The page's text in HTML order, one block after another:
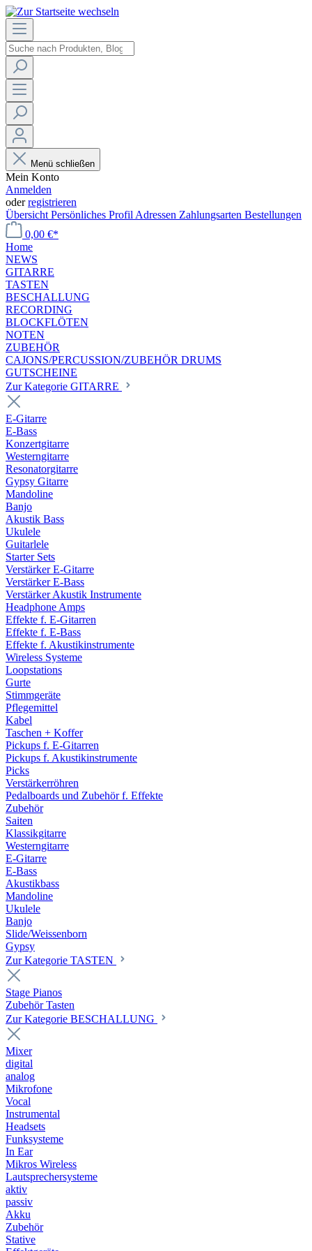
Menü schließen
Mein Konto
Anmelden
oderregistrieren
Übersicht Persönliches Profil Adressen Zahlungsarten Bestellungen
0,00 €*
Home
NEWS
GITARRE
TASTEN
BESCHALLUNG
RECORDING
BLOCKFLÖTEN
NOTEN
ZUBEHÖR
CAJONS/PERCUSSION/ZUBEHÖR DRUMS
GUTSCHEINE
Zur Kategorie GITARRE
E-Gitarre
E-Bass
Konzertgitarre
Westerngitarre
Resonatorgitarre
Gypsy Gitarre
Mandoline
Banjo
Akustik Bass
Ukulele
Guitarlele
Starter Sets
Verstärker E-Gitarre
Verstärker E-Bass
Verstärker Akustik Instrumente
Headphone Amps
Effekte f. E-Gitarren
Effekte f. E-Bass
Effekte f. Akustikinstrumente
Wireless Systeme
Loopstations
Gurte
Stimmgeräte
Pflegemittel
Kabel
Taschen + Koffer
Pickups f. E-Gitarren
Pickups f. Akustikinstrumente
Picks
Verstärkerröhren
Pedalboards und Zubehör f. Effekte
Zubehör
Saiten
Klassikgitarre
Westerngitarre
E-Gitarre
E-Bass
Akustikbass
Mandoline
Ukulele
Banjo
Slide/Weissenborn
Gypsy
Zur Kategorie TASTEN
Stage Pianos
Zubehör Tasten
Zur Kategorie BESCHALLUNG
Mixer
digital
analog
Mikrofone
Vocal
Instrumental
Headsets
Funksysteme
In Ear
Mikros Wireless
Lautsprechersysteme
aktiv
passiv
Akku
Zubehör
Stative